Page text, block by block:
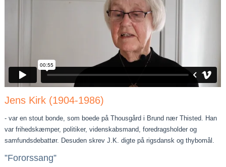
Jens Kirk (1904-1986)
- var en stout bonde, som boede på Thousgård i Brund nær Thisted. Han
var frihedskæmper, politiker, videnskabsmand, foredragsholder og
samfundsdebattør. Desuden skrev J.K. digte på rigsdansk og thybomål.
”Fororssang”